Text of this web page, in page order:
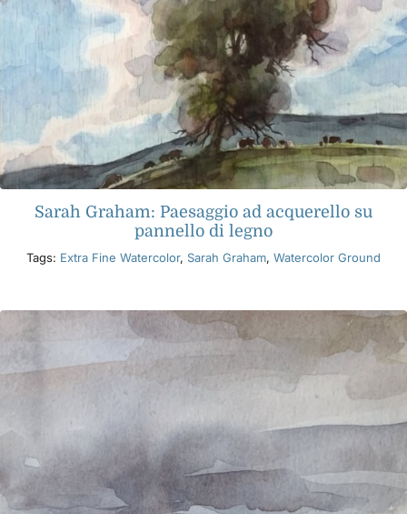
Sarah Graham: Paesaggio ad acquerello su
pannello di legno
Tags: Extra Fine Watercolor, Sarah Graham, Watercolor Ground